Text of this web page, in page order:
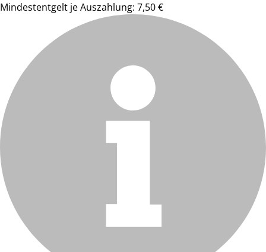
Mindestentgelt je Auszahlung: 7,50 €